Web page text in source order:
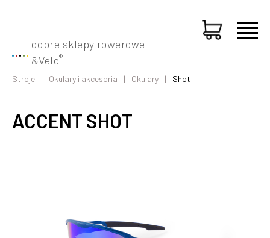
dobre sklepy rowerowe
&Velo®
Stroje Okulary i akcesoria Okulary Shot
ACCENT SHOT